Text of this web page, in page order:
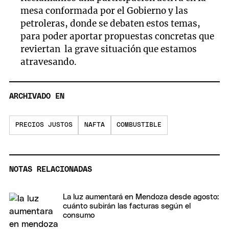
mesa conformada por el Gobierno y las
petroleras, donde se debaten estos temas,
para poder aportar propuestas concretas que
reviertan la grave situación que estamos
atravesando.
ARCHIVADO EN
PRECIOS JUSTOS NAFTA COMBUSTIBLE
NOTAS RELACIONADAS
La luz aumentará en Mendoza desde agosto:
cuánto subirán las facturas según el
consumo